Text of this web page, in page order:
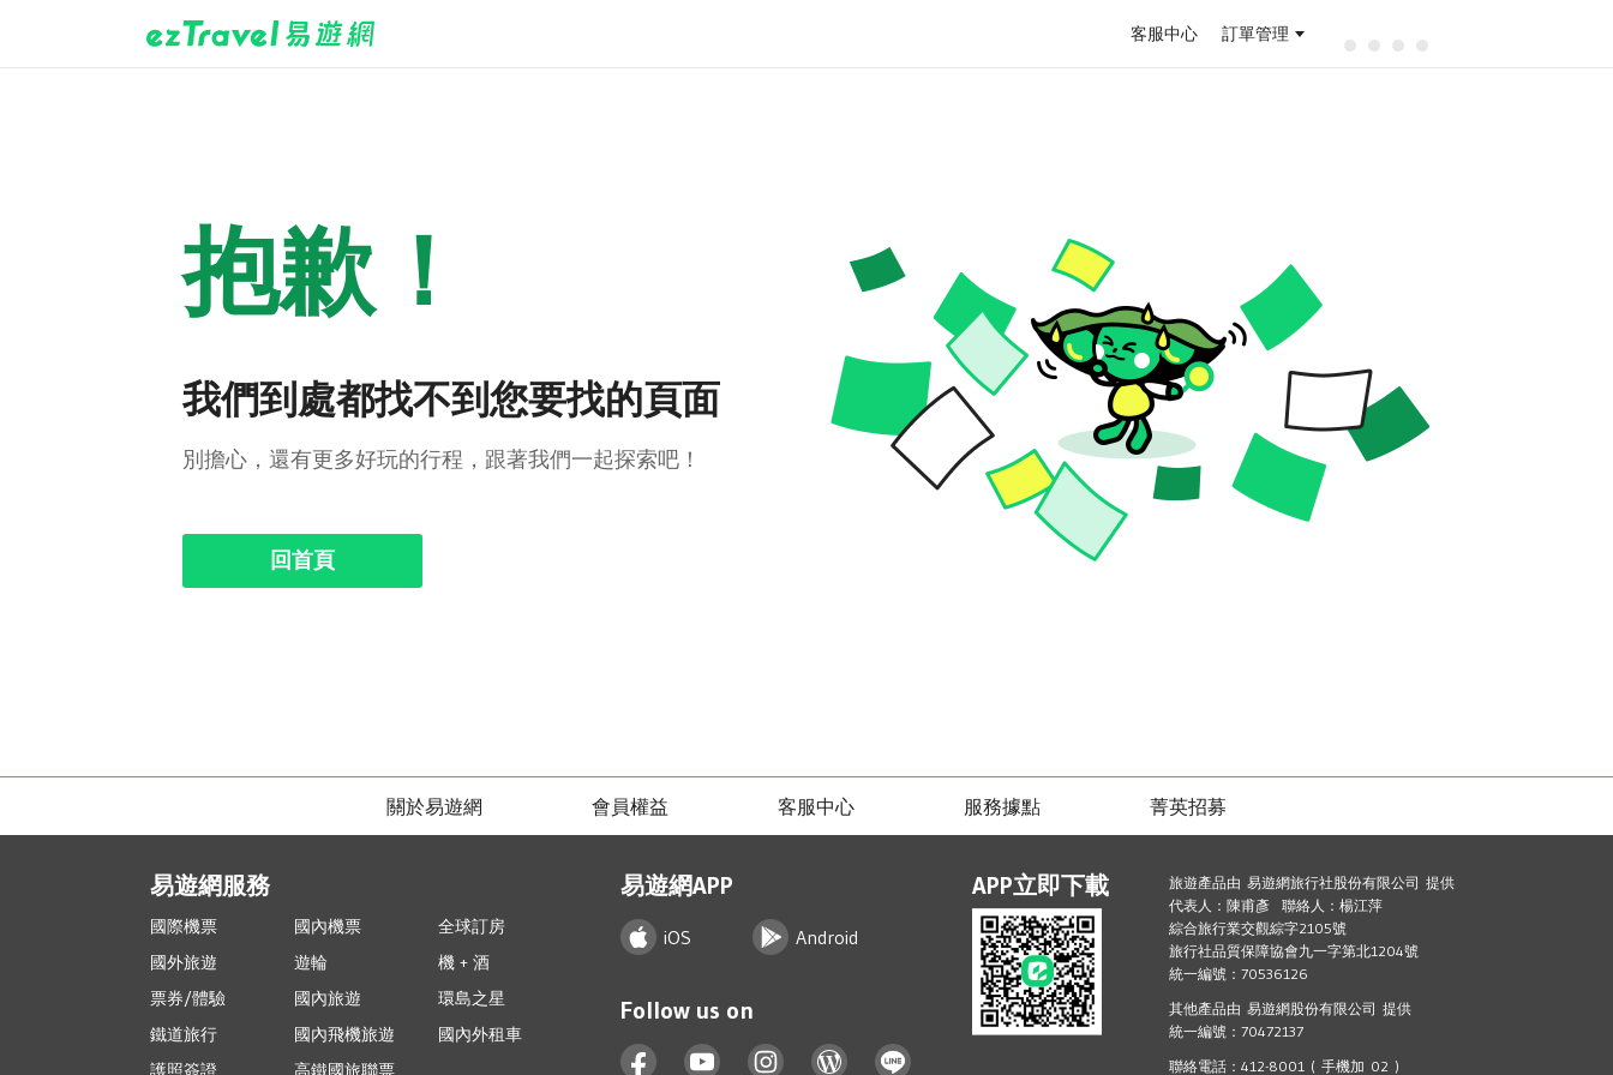
客服中心 訂單管理
抱歉！
我們到處都找不到您要找的頁面
別擔心，還有更多好玩的行程，跟著我們一起探索吧！
回首頁
關於易遊網 會員權益 客服中心 服務據點 菁英招募
易遊網服務
國際機票 國內機票
全球訂房
國外旅遊
遊輪
機 + 酒
票券/體驗
國內旅遊
環島之星
鐵道旅行
國內飛機旅遊
國內外租車
護照簽證
高鐵國旅聯票
易遊網APP
iOS Android
Follow us on
APP立即下載
旅遊產品由 易遊網旅行社股份有限公司 提供
代表人：陳甫彥 聯絡人：楊江萍
綜合旅行業交觀綜字2105號
旅行社品質保障協會九一字第北1204號
統一編號：70536126
其他產品由 易遊網股份有限公司 提供
統一編號：70472137
聯絡電話：412-8001 ( 手機加 02 )